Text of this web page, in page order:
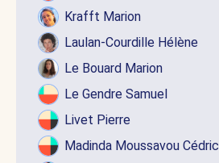
Krafft Marion
Laulan-Courdille Hélène
Le Bouard Marion
Le Gendre Samuel
Livet Pierre
Madinda Moussavou Cédric